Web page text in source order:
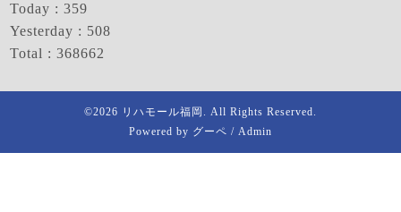
Today :359
Yesterday : 508
Total :368662
©2026 リハモール福岡 . All Rights Reserved.
Powered by グーペ / Admin